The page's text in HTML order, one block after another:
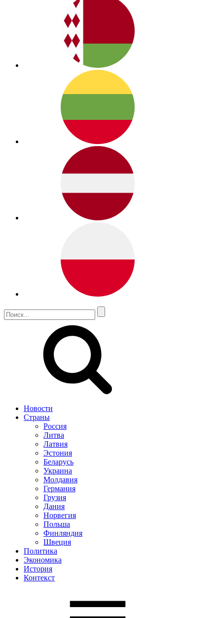
Новости
Страны
Россия
Литва
Латвия
Эстония
Беларусь
Украина
Молдавия
Германия
Грузия
Дания
Норвегия
Польша
Финляндия
Швеция
Политика
Экономика
История
Контекст